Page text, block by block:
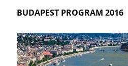
BUDAPEST PROGRAM 2016